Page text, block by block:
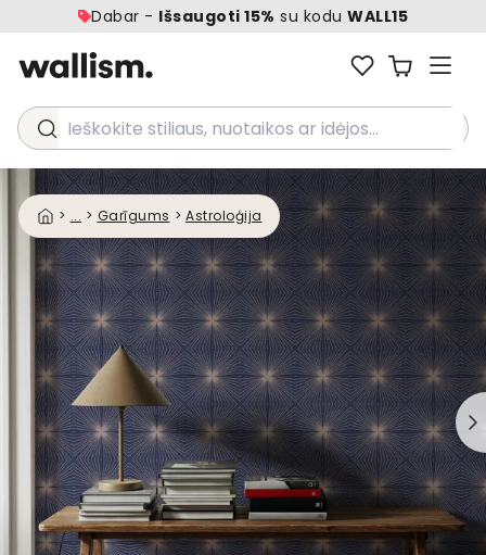
Dabar - Išsaugoti 15% su kodu WALL15
Ieškokite stiliaus, nuotaikos ar idėjos...
> ... > Garīgums > Astroloģija